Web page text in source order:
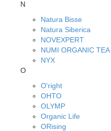
N
Natura Bisse
Natura Siberica
NOVEXPERT
NUMI ORGANIC TEA
NYX
O
O'right
OHTO
OLYMP
Organic Life
ORising